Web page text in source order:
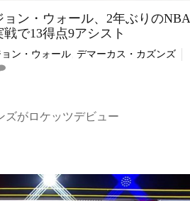
ョン・ウォール、2年ぶりのNBA
戦で13得点9アシスト
ョン・ウォール, デマーカス・カズンズ
ズがロケッツデビュー